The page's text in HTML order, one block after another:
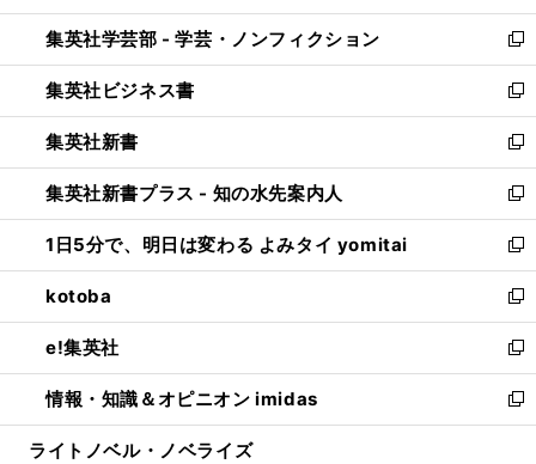
開
く
ウ
で
開
く
ン
ド
ウ
で
開
く
ウ
ィ
ン
ド
ウ
で
開
く
集英社学芸部 - 学芸・ノンフィクション
新
し
い
ウ
ィ
ン
ド
ウ
で
開
く
集英社ビジネス書
新
し
い
ウ
ィ
ン
ド
ウ
で
開
く
集英社新書
新
し
い
ウ
ィ
ン
ド
ウ
で
開
く
集英社新書プラス - 知の水先案内人
新
し
い
ウ
ィ
ン
ド
ウ
で
開
1日5分で、明日は変わる よみタイ yomitai
新
し
い
ウ
ィ
ン
ド
ウ
kotoba
新
し
い
ウ
ィ
ン
e!集英社
新
し
い
ウ
情報・知識＆オピニオン imidas
新
し
ライトノベル・ノベライズ